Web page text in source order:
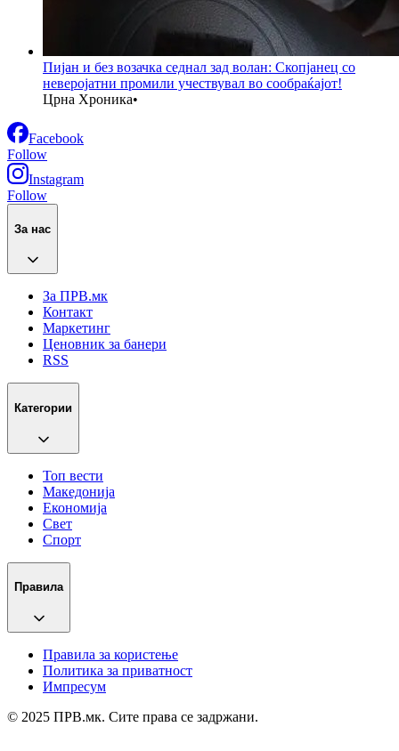
Пијан и без возачка седнал зад волан: Скопјанец со
неверојатни промили учествувал во сообраќајот!
Црна Хроника•
Facebook
Follow
Instagram
Follow
За нас
За ПРВ.мк
Контакт
Маркетинг
Ценовник за банери
RSS
Категории
Топ вести
Македонија
Економија
Свет
Спорт
Правила
Правила за користење
Политика за приватност
Импресум
© 2025 ПРВ.мк. Сите права се задржани.